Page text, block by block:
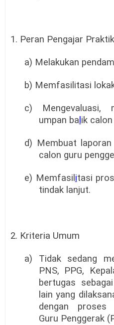
1. Peran Pengajar Praktik
a) Melakukan
b) Memfasilitasi
c) Mengevaluasi,
umpan balik
d) Membuat laporan
calon guru
e) Memfasilitasi
tindak lanjut.
2. Kriteria Umum
a) Tidak sedang
PNS, PPG,
bertugas
lain yang
dengan proses
Guru Penggerak